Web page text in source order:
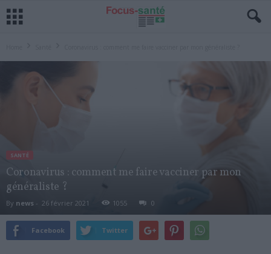
SANTÉ
Coronavirus : comment me faire vacciner par mon
généraliste ?
By news - 26 février 2021 1055 0
Facebook Twitter